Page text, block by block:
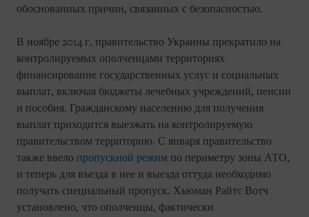
обоснованных причин, связанных с безопасностью.
В ноябре 2014 г. правительство Украины прекратило на
контролируемых ополченцами территориях
финансирование государственных услуг и социальных
выплат, включая бюджеты лечебных учреждений, пенсии
и пособия. Гражданскому населению для получения
выплат приходится выезжать на контролируемую
правительством территорию. С января правительство
также ввело пропускной режим по периметру зоны АТО,
и теперь для въезда в нее и выезда оттуда необходимо
получать специальный пропуск. Хьюман Райтс Вотч
установлено, что ополченцы, фактически